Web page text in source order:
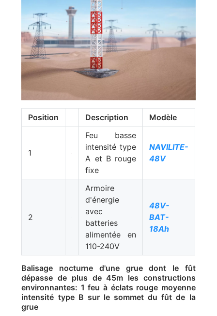
Position Description Modèle
1
Feu basse
intensité type
A et B rouge
fixe
NAVILITE-
48V
2
Armoire
d'énergie
avec
batteries
alimentée en
110-240V
48V-
BAT-
18Ah
Balisage nocturne d'une grue dont le fût
dépasse de plus de 45m les constructions
environnantes: 1 feu à éclats rouge moyenne
intensité type B sur le sommet du fût de la
grue